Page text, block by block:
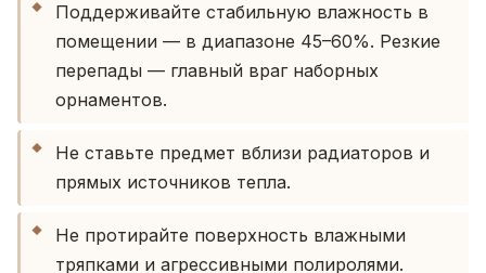
Поддерживайте стабильную влажность в
помещении — в диапазоне 45–60%. Резкие
перепады — главный враг наборных
орнаментов.
Не ставьте предмет вблизи радиаторов и
прямых источников тепла.
Не протирайте поверхность влажными
тряпками и агрессивными полиролями.